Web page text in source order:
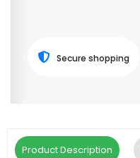
Secure shopping
Product Description